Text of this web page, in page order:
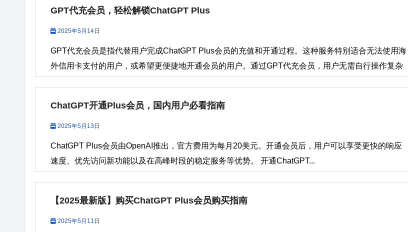
GPT代充会员，轻松解锁ChatGPT Plus
2025年5月14日
GPT代充会员是指代替用户完成ChatGPT Plus会员的充值和开通过程。这种服务特别适合无法使用海
外信用卡支付的用户，或希望更便捷地开通会员的用户。通过GPT代充会员，用户无需自行操作复杂
ChatGPT开通Plus会员，国内用户必看指南
2025年5月13日
ChatGPT Plus会员由OpenAI推出，官方费用为每月20美元。开通会员后，用户可以享受更快的响应
速度、优先访问新功能以及在高峰时段的稳定服务等优势。 开通ChatGPT...
【2025最新版】购买ChatGPT Plus会员购买指南
2025年5月11日